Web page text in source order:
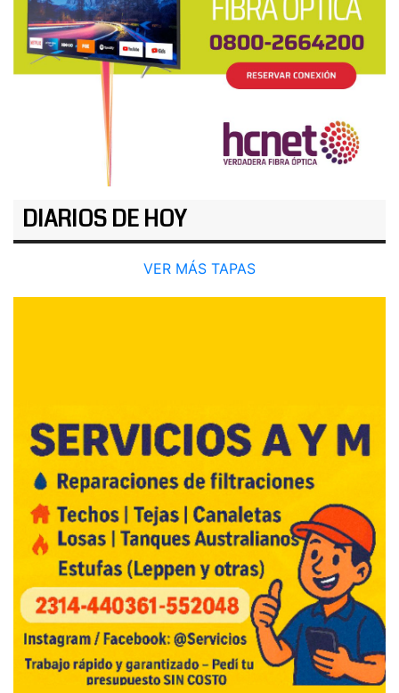
DIARIOS DE HOY
VER MÁS TAPAS